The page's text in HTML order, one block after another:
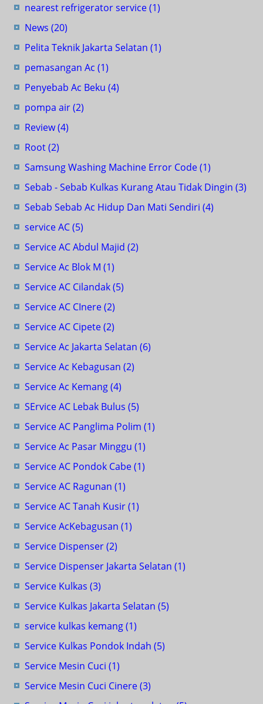
nearest refrigerator service(1)
News (20)
Pelita Teknik Jakarta Selatan (1)
pemasangan Ac (1)
Penyebab Ac Beku (4)
pompa air(2)
Review(4)
Root(2)
Samsung Washing Machine Error Code(1)
Sebab - Sebab Kulkas Kurang Atau Tidak Dingin (3)
Sebab Sebab Ac Hidup Dan Mati Sendiri (4)
service AC(5)
Service AC Abdul Majid (2)
Service Ac Blok M (1)
Service AC Cilandak(5)
Service AC CInere(2)
Service AC Cipete(2)
Service Ac Jakarta Selatan (6)
Service Ac Kebagusan (2)
Service Ac Kemang(4)
SErvice AC Lebak Bulus (5)
Service AC Panglima Polim (1)
Service Ac Pasar Minggu (1)
Service AC Pondok Cabe(1)
Service AC Ragunan (1)
Service AC Tanah Kusir(1)
Service AcKebagusan (1)
Service Dispenser(2)
Service Dispenser Jakarta Selatan (1)
Service Kulkas (3)
Service Kulkas Jakarta Selatan (5)
service kulkas kemang(1)
Service Kulkas Pondok Indah (5)
Service Mesin Cuci (1)
Service Mesin Cuci Cinere(3)